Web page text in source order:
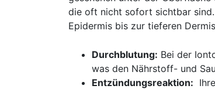
die oft nicht sofort ⁢sichtbar sind.
Epidermis bis zur tieferen
Durchblutung: Bei der
was den Nährstoff- und
Entzündungsreaktion: